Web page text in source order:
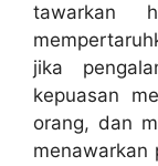
tawarkan
jika
kepuasan
orang, dan
menawarkan